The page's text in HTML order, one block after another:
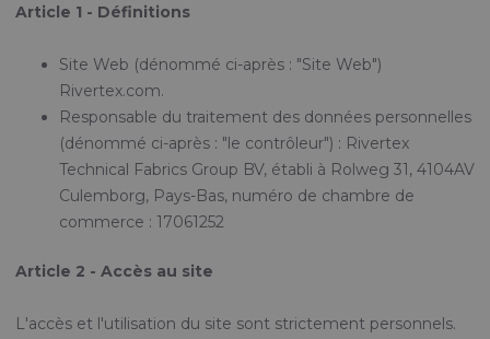
Article 1 - Définitions
Site Web (dénommé ci-après : "Site Web")
Rivertex.com.
Responsable du traitement des données personnelles
(dénommé ci-après : "le contrôleur") : Rivertex
Technical Fabrics Group BV, établi à Rolweg 31, 4104AV
Culemborg, Pays-Bas, numéro de chambre de
commerce : 17061252
Article 2 - Accès au site
L'accès et l'utilisation du site sont strictement personnels.